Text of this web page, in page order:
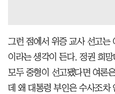
그런 점에서 위증 교사 선고는
이라는 생각이 든다. 정권 희
모두 중형이 선고됐다면 여론
데 왜 대통령 부인은 수사조차